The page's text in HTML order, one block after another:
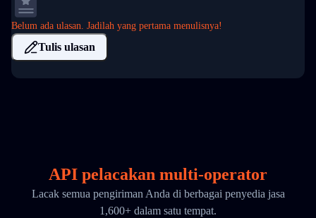
Belum ada ulasan. Jadilah yang pertama menulisnya!
Tulis ulasan
API pelacakan multi-operator
Lacak semua pengiriman Anda di berbagai penyedia jasa
1,600+ dalam satu tempat.